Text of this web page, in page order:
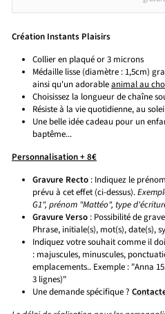
Création Instants Plaisirs
Collier en plaqué or 3 microns
Médaille lisse (diamètre : 1,5cm)
ainsi qu'un adorableanimal au
Choisissez la longueur de chaîne
Résiste à la vie quotidienne, au
Une belle idée cadeau pour un
baptême...
Personnalisation + 8€
Gravure Recto : Indiquez le
prévu à cet effet (ci-dessus).
G1", prénom "Mattéo", type
Gravure Verso : Possibilité de
Phrase, initiale(s), mot(s), date(s),
Indiquez votre souhait comme il
: majuscules, minuscules,
emplacements.. Exemple : "Anna
3 lignes)"
Une demande spécifique ?